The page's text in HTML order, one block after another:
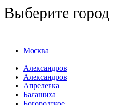
Выберите город
Москва
Александров
Александров
Апрелевка
Балашиха
Богородское